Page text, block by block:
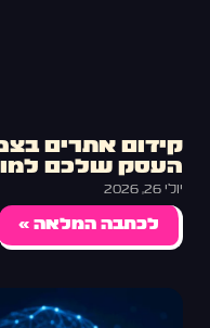
קידום אתרים
העסק שלכם
יולי 26, 2026
לכתבה המלאה »